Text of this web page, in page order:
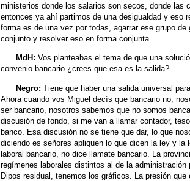
ministerios donde los salarios son secos, donde las
entonces ya ahí partimos de una desigualdad y eso
forma es de una vez por todas, agarrar ese grupo
conjunto y resolver eso en forma conjunta.
MdH: Vos planteabas el tema de que una
convenio bancario ¿crees que esa es la salida?
Negro: Tiene que haber una salida universal
Ahora cuando vos Miguel decís que bancario no,
ser bancario, nosotros sabemos que no somos
discusión de fondo, si me van a llamar contador,
banco. Esa discusión no se tiene que dar, lo que
diciendo es señores apliquen lo que dicen la ley y la
laboral bancario, no dice llamate bancario. La
regímenes laborales distintos al de la administración
Dipos residual, tenemos los gráficos. La presión